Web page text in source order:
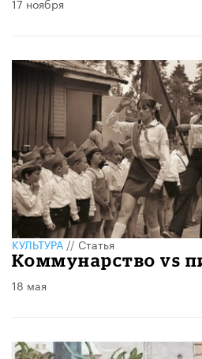
КУЛЬТУРА//Статья
Коммунарство vs
18 мая